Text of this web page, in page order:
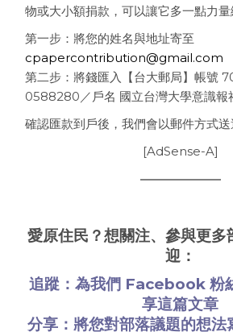
物或大小額捐款，可以讓它多一點力量
第一步：將您的姓名與地址寄至
cpapercontribution@gmail.com
第二步：將錢匯入【台大郵局】帳號
0588280／戶名 國立台灣大學意識報
確認匯款到戶後，我們會以郵件方式送
[AdSense-A]
愛原住民？想關注、參與更多
迎：
追蹤：為我們 Facebook 粉
享這篇文章
分享：將您對部落議題的想法